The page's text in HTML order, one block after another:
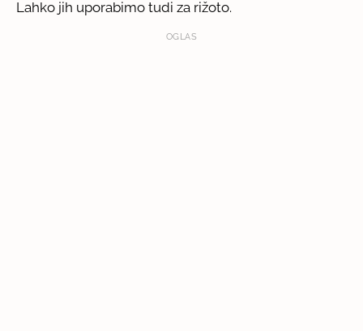
Lahko jih uporabimo tudi za rižoto.
OGLAS